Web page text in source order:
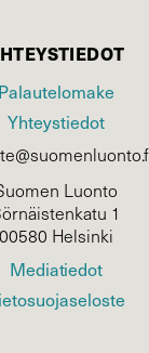
Palautelomake
Yhteystiedot
Luonto
1
00580 Helsinki
Mediatiedot